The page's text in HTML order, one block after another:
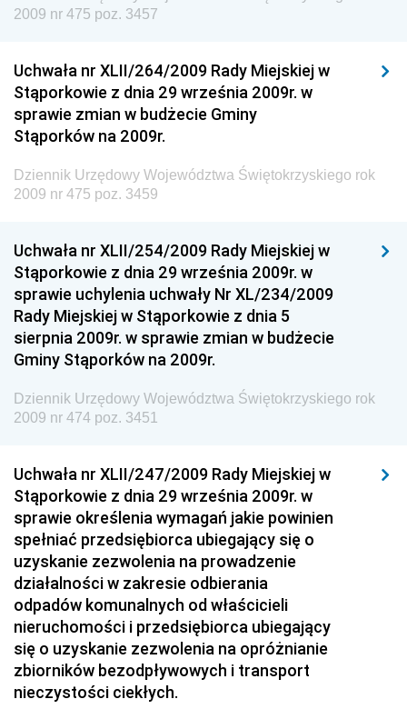
Dziennik Urzędowy Ministerstwa Przemysłu
Chemicznego i Lekkiego
Dziennik Urzędowy Ministerstwa Rolnictwa i
Gospodarki Żywnościowej
Dziennik Urzędowy Ministra Rodziny, Pracy i Polityki
Społecznej
Dziennik Urzędowy Ministra Rozwoju
Dziennik Urzędowy Ministra Infrastruktury i
Budownictwa
Dziennik Urzędowy Ministra Gospodarki Morskiej i
Żeglugi Śródlądowej
Dziennik Urzędowy Ministra Energii
Dziennik Urzędowy Ministra Finansów
Dziennik Urzędowy Ministra Rozwoju i Finansów
Dziennik Urzędowy Wyższego Urzędu Górniczego
Dziennik Urzędowy Prezesa Urzędu Transportu
Kolejowego
Dziennik Urzędowy Ministra Przedsiębiorczości i
Technologii
Dziennik Urzędowy Ministra Inwestycji i Rozwoju
Dziennik Urzędowy Naczelnego Dyrektora Archiwów
Państwowych
2009 nr 475 poz. 3457
Uchwała nr XLII/264/2009 Rady Miejskiej w
Stąporkowie z dnia 29 września 2009r. w
sprawie zmian w budżecie Gminy
Stąporków na 2009r.
Dziennik Urzędowy Województwa Świętokrzyskiego rok
2009 nr 475 poz. 3459
Uchwała nr XLII/254/2009 Rady Miejskiej w
Stąporkowie z dnia 29 września 2009r. w
sprawie uchylenia uchwały Nr XL/234/2009
Rady Miejskiej w Stąporkowie z dnia 5
sierpnia 2009r. w sprawie zmian w budżecie
Gminy Stąporków na 2009r.
Dziennik Urzędowy Województwa Świętokrzyskiego rok
2009 nr 474 poz. 3451
Uchwała nr XLII/247/2009 Rady Miejskiej w
Stąporkowie z dnia 29 września 2009r. w
sprawie określenia wymagań jakie powinien
spełniać przedsiębiorca ubiegający się o
uzyskanie zezwolenia na prowadzenie
działalności w zakresie odbierania
odpadów komunalnych od właścicieli
nieruchomości i przedsiębiorca ubiegający
się o uzyskanie zezwolenia na opróżnianie
zbiorników bezodpływowych i transport
nieczystości ciekłych.